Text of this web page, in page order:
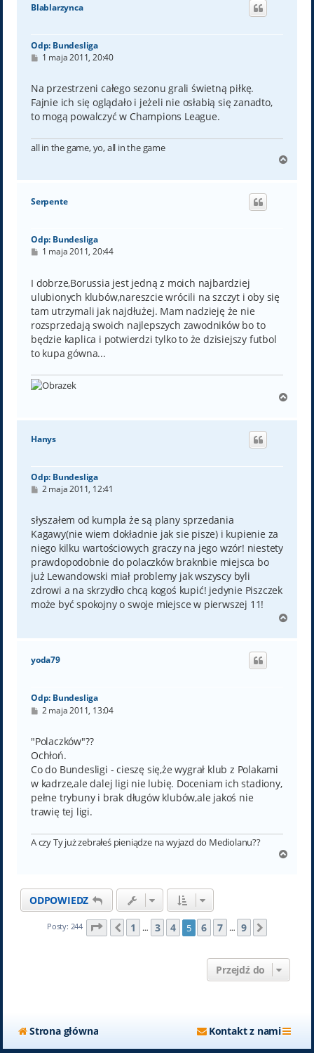
Blablarzynca
Odp: Bundesliga
P
t
1 maja 2011, 20:40
Na przestrzeni całego sezonu grali świetną piłkę.
Fajnie ich się oglądało i jeżeli nie osłabią się zanadto,
to mogą powalczyć w Champions League.
all in the game, yo, all in the game
g
Serpente
Odp: Bundesliga
P
t
1 maja 2011, 20:44
I dobrze,Borussia jest jedną z moich najbardziej
ulubionych klubów,nareszcie wrócili na szczyt i oby się
tam utrzymali jak najdłużej. Mam nadzieję że nie
rozsprzedają swoich najlepszych zawodników bo to
będzie kaplica i potwierdzi tylko to że dzisiejszy futbol
to kupa gówna...
g
Hanys
Odp: Bundesliga
P
t
2 maja 2011, 12:41
słyszałem od kumpla że są plany sprzedania
Kagawy(nie wiem dokładnie jak sie pisze) i kupienie za
niego kilku wartościowych graczy na jego wzór! niestety
prawdopodobnie do polaczków braknbie miejsca bo
już Lewandowski miał problemy jak wszyscy byli
zdrowi a na skrzydło chcą kogoś kupić! jedynie Piszczek
może być spokojny o swoje miejsce w pierwszej 11!
g
yoda79
Odp: Bundesliga
P
t
2 maja 2011, 13:04
"Polaczków"??
Ochłoń.
Co do Bundesligi - cieszę się,że wygrał klub z Polakami
w kadrze,ale dalej ligi nie lubię. Doceniam ich stadiony,
pełne trybuny i brak długów klubów,ale jakoś nie
trawię tej ligi.
A czy Ty już zebrałeś pieniądze na wyjazd do Mediolanu??
ODPOWIEDZ
Posty: 244 Strona 5z 9
Poprzednia
1 … 3 4 5 6 7 … 9
Przejdź do
Strona główna Kontakt z nami